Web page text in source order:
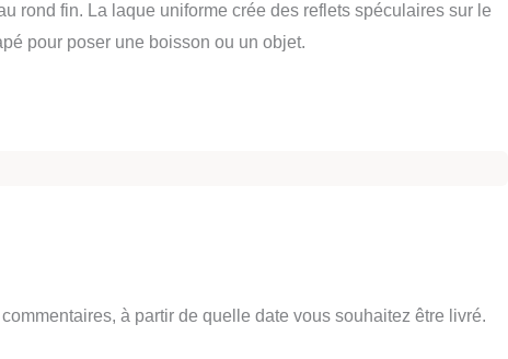
rond fin. La laque uniforme crée des reflets spéculaires sur le
pour poser une boisson ou un objet.
à partir de quelle date vous souhaitez être livré.